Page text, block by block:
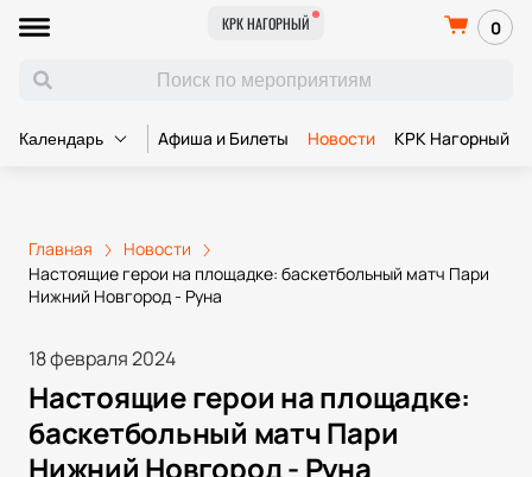
КРК НАГОРНЫЙ 0
Календарь Афиша и Билеты Новости КРК Нагорный
Главная
Новости
Настоящие герои на площадке: баскетбольный матч Пари
Нижний Новгород - Руна
18 февраля 2024
Настоящие герои на площадке:
баскетбольный матч Пари
Нижний Новгород - Руна